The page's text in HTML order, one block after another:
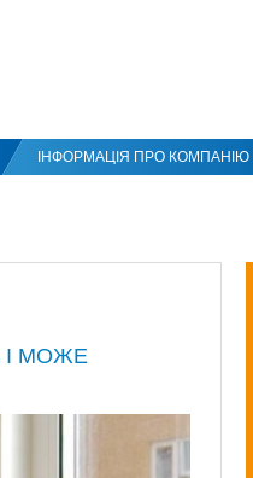
ІНФОРМАЦІЯ ПРО КОМПАНІЮ
І МОЖЕ